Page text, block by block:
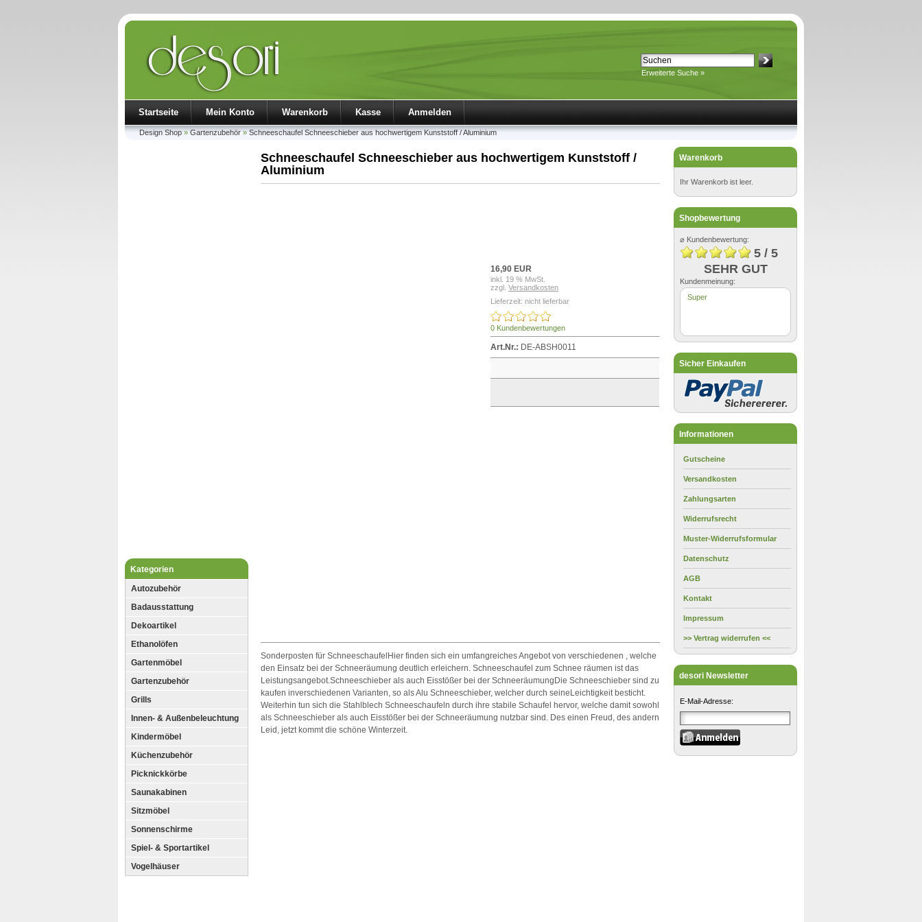
Erweiterte Suche »
Startseite Mein Konto Warenkorb Kasse Anmelden
Design Shop»Gartenzubehör»Schneeschaufel Schneeschieber aus hochwertigem Kunststoff / Aluminium
Kategorien
Autozubehör
Badausstattung
Dekoartikel
Ethanolöfen
Gartenmöbel
Gartenzubehör
Grills
Innen- & Außenbeleuchtung
Kindermöbel
Küchenzubehör
Picknickkörbe
Saunakabinen
Sitzmöbel
Sonnenschirme
Spiel- & Sportartikel
Vogelhäuser
Schneeschaufel Schneeschieber aus hochwertigem Kunststoff /
Aluminium
16,90 EUR
inkl. 19 % MwSt.
zzgl. Versandkosten
Lieferzeit: nicht lieferbar
0 Kundenbewertungen
Art.Nr.: DE-ABSH0011
Sonderposten für SchneeschaufelHier finden sich ein umfangreiches Angebot von verschiedenen , welche
den Einsatz bei der Schneeräumung deutlich erleichern. Schneeschaufel zum Schnee räumen ist das
Leistungsangebot.Schneeschieber als auch Eisstößer bei der SchneeräumungDie Schneeschieber sind zu
kaufen inverschiedenen Varianten, so als Alu Schneeschieber, welcher durch seineLeichtigkeit besticht.
Weiterhin tun sich die Stahlblech Schneeschaufeln durch ihre stabile Schaufel hervor, welche damit sowohl
als Schneeschieber als auch Eisstößer bei der Schneeräumung nutzbar sind. Des einen Freud, des andern
Leid, jetzt kommt die schöne Winterzeit.
Warenkorb
Ihr Warenkorb ist leer.
Shopbewertung
⌀ Kundenbewertung:
5 / 5
SEHR GUT
Kundenmeinung:
Super
Sicher Einkaufen
Informationen
Gutscheine
Versandkosten
Zahlungsarten
Widerrufsrecht
Muster-Widerrufsformular
Datenschutz
AGB
Kontakt
Impressum
>> Vertrag widerrufen <<
desori Newsletter
E-Mail-Adresse: